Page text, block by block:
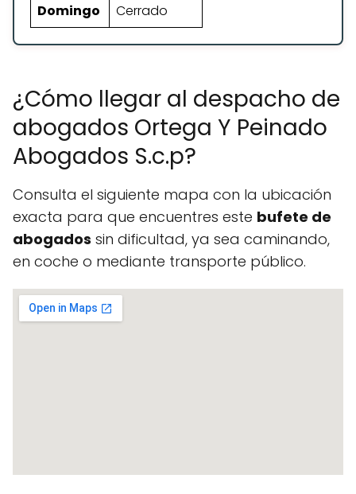
Domingo
Cerrado
¿Cómo llegar al despacho de
abogados Ortega Y Peinado
Abogados S.c.p?
Consulta el siguiente mapa con la ubicación
exacta para que encuentres este bufete de
abogados sin dificultad, ya sea caminando,
en coche o mediante transporte público.